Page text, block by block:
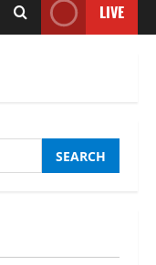
LIVE